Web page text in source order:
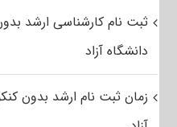
ثبت نام کارشناسی ارشد
دانشگاه آزاد
زمان ثبت نام ارشد بدون